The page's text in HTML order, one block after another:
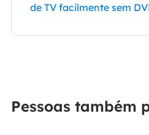
de TV facilmente sem
Pessoas também